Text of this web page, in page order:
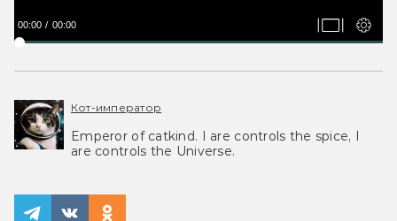
00:00 00:00
Кот-император
Emperor of catkind. I are controls the spice, I
are controls the Universe.